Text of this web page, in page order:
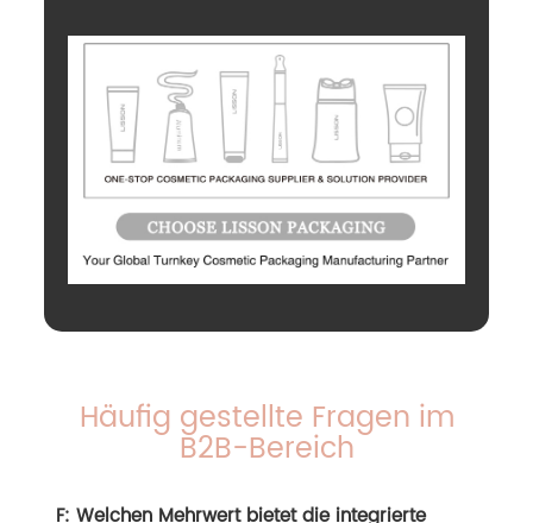
Häufig gestellte Fragen im
B2B-Bereich
F: Welchen Mehrwert bietet die integrierte